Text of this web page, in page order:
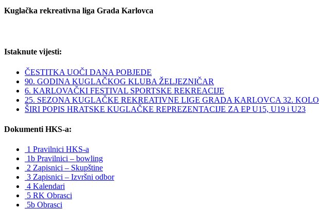
Kuglačka rekreativna liga Grada Karlovca
Istaknute vijesti:
ČESTITKA UOČI DANA POBJEDE
90. GODINA KUGLAČKOG KLUBA ŽELJEZNIČAR
6. KARLOVAČKI FESTIVAL SPORTSKE REKREACIJE
25. SEZONA KUGLAČKE REKREATIVNE LIGE GRADA KARLOVCA 32. KOLO
ŠIRI POPIS HRATSKE KUGLAČKE REPREZENTACIJE ZA EP U15, U19 i U23
Dokumenti HKS-a:
1 Pravilnici HKS-a
1b Pravilnici – bowling
2 Zapisnici – Skupštine
3 Zapisnici – Izvršni odbor
4 Kalendari
5 RK Obrasci
5b Obrasci